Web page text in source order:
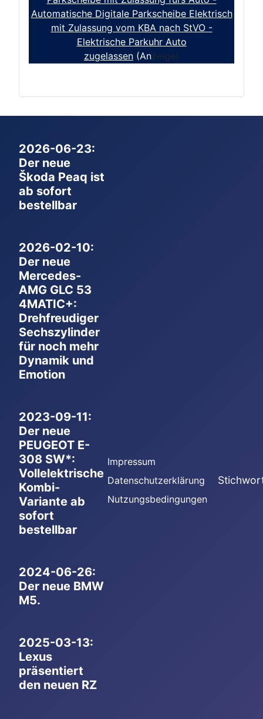
Automatische Digitale Parkscheibe Elektrisch
mit Zulassung vom KBA nach StVO -
Elektrische Parkuhr Auto
zugelassen (Anzeige)
2026-06-23:
Der neue
Škoda Peaq ist
ab sofort
bestellbar
2026-02-10:
Der neue
Mercedes-
AMG GLC 53
4MATIC+:
Drehfreudiger
Sechszylinder
für noch mehr
Dynamik und
Emotion
2023-09-11:
Der neue
PEUGEOT E-
308 SW*:
Vollelektrische
Kombi-
Variante ab
sofort
bestellbar
2024-06-26:
Der neue BMW
M5.
2025-03-13:
Lexus
präsentiert
den neuen RZ
Impressum
Datenschutzerklärung
Nutzungsbedingungen